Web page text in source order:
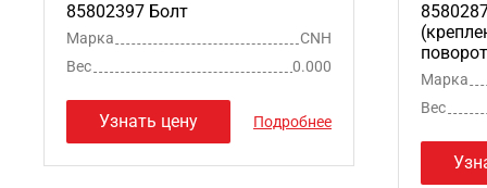
85802397 Болт
Марка
CNH
Вес
0.000
Узнать цену Подробнее
Марка
Вес